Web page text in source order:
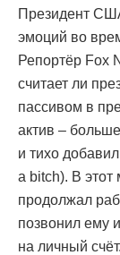
Президент
эмоций во
Репортёр Fox
считает ли
пассивом в
актив –
и тихо
a bitch). В
продолжал
позвонил ему
на личный